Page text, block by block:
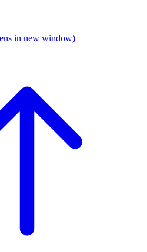
in new window)